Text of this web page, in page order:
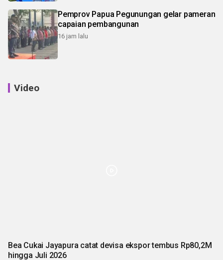
Pemprov Papua Pegunungan gelar pameran
capaian pembangunan
16 jam lalu
Video
Bea Cukai Jayapura catat devisa ekspor tembus Rp80,2M
hingga Juli 2026